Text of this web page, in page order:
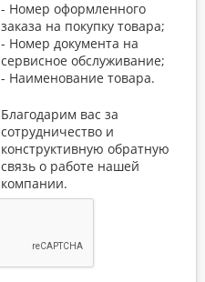
- Номер оформленного
заказа на покупку товара;
- Номер документа на
сервисное обслуживание;
- Наименование товара.
Благодарим вас за
сотрудничество и
конструктивную обратную
связь о работе нашей
компании.